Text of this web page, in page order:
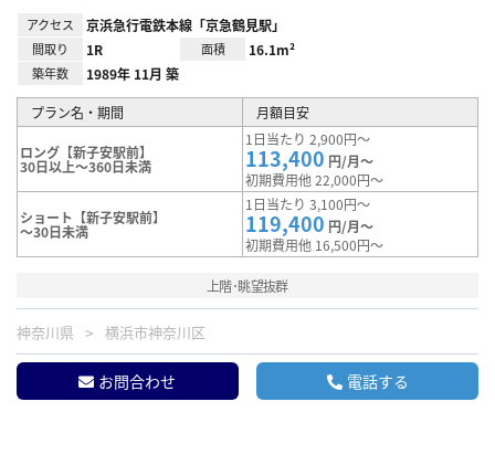
アクセス 京浜急行電鉄本線「京急鶴見駅」
間取り 1R 面積 16.1m²
築年数 1989年 11月 築
プラン名・期間 月額目安
ロング【新子安駅前】
30日以上～360日未満
1日当たり 2,900円～
113,400 円/月～
初期費用他 22,000円～
ショート【新子安駅前】
～30日未満
1日当たり 3,100円～
119,400 円/月～
初期費用他 16,500円～
上階･眺望抜群
神奈川県 横浜市神奈川区
お問合わせ 電話する